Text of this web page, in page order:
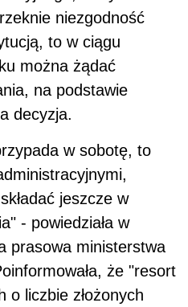
niezgodność
to w ciągu
można żądać
na podstawie
decyzja.
w sobotę, to
jeszcze w
- powiedziała w
prasowa ministerstwa
że "resort
o liczbie złożonych